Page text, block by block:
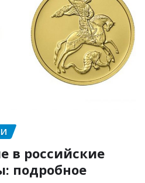
в российские
подробное